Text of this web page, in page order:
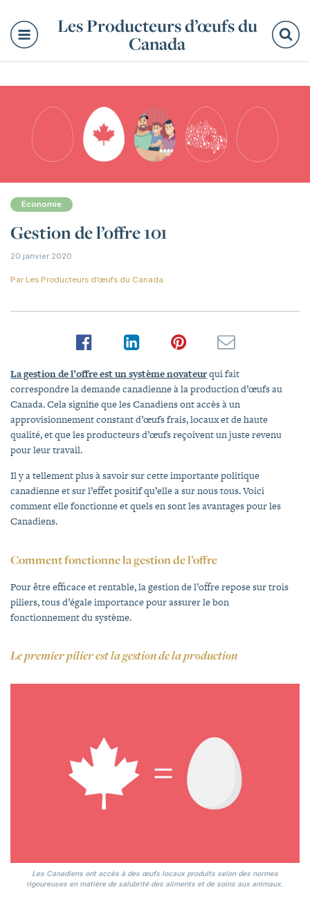
Les Producteurs d’œufs du
Canada
Économie
Gestion de l’offre 101
20 janvier 2020
Par Les Producteurs d’œufs du Canada
La gestion de l’offre est un système novateurqui fait
correspondre la demande canadienne à la production d’œufs au
Canada. Cela signifie que les Canadiens ont accès à un
approvisionnement constant d’œufs frais, locaux et de haute
qualité, et que les producteurs d’œufs reçoivent un juste revenu
pour leur travail.
Il y a tellement plus à savoir sur cette importante politique
canadienne et sur l’effet positif qu’elle a sur nous tous. Voici
comment elle fonctionne et quels en sont les avantages pour les
Canadiens.
Comment fonctionne la gestion de l’offre
Pour être efficace et rentable, la gestion de l’offre repose sur trois
piliers, tous d’égale importance pour assurer le bon
fonctionnement du système.
Le premier pilier est la gestion de la production
Les Canadiens ont accès à des œufs locaux produits selon des normes
rigoureuses en matière de salubrité des aliments et de soins aux animaux.